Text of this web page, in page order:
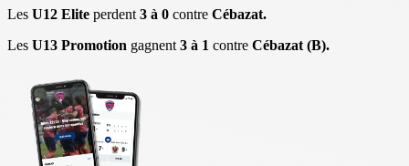
Les U12 Elite perdent 3 à 0 contre Cébazat.
Les U13 Promotion gagnent 3 à 1 contre Cébazat (B).